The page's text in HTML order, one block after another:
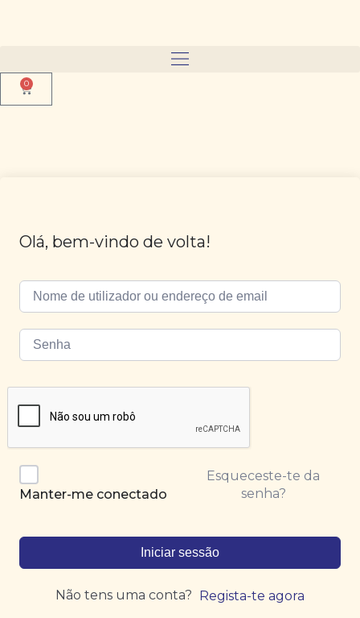
0
Olá, bem-vindo de volta!
Manter-me conectado
Esqueceste-te da
senha?
Iniciar sessão
Não tens uma conta? Regista-te agora